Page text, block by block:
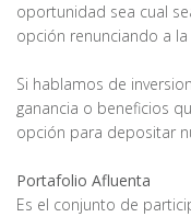
oportunidad sea cual
opción renunciando a
Si hablamos de
ganancia o beneficios
opción para depositar
Portafolio Afluenta
Es el conjunto de